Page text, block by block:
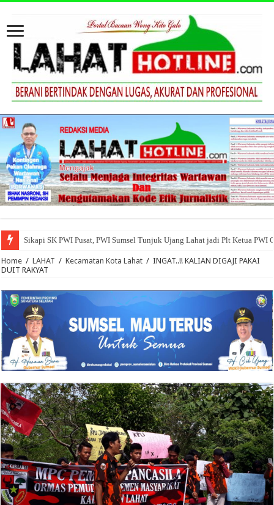
Sikapi SK PWI Pusat, PWI Sumsel Tunjuk Ujang Lahat jadi Plt Ketua PWI
Home / LAHAT / Kecamatan Kota Lahat / INGAT..!! KALIAN DIGAJI PAKAI
DUIT RAKYAT